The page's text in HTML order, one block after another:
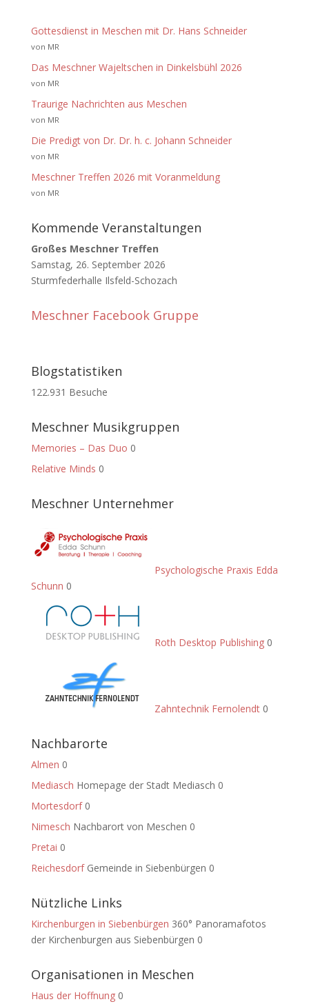
Gottesdienst in Meschen mit Dr. Hans Schneider
von MR
Das Meschner Wajeltschen in Dinkelsbühl 2026
von MR
Traurige Nachrichten aus Meschen
von MR
Die Predigt von Dr. Dr. h. c. Johann Schneider
von MR
Meschner Treffen 2026 mit Voranmeldung
von MR
Kommende Veranstaltungen
Großes Meschner Treffen
Samstag, 26. September 2026
Sturmfederhalle Ilsfeld-Schozach
Meschner Facebook Gruppe
Blogstatistiken
122.931 Besuche
Meschner Musikgruppen
Memories – Das Duo 0
Relative Minds 0
Meschner Unternehmer
Psychologische Praxis Edda
Schunn 0
Roth Desktop Publishing0
Zahntechnik Fernolendt0
Nachbarorte
Almen 0
Mediasch Homepage der Stadt Mediasch 0
Mortesdorf0
Nimesch Nachbarort von Meschen 0
Pretai 0
ReichesdorfGemeinde in Siebenbürgen 0
Nützliche Links
Kirchenburgen in Siebenbürgen 360° Panoramafotos
der Kirchenburgen aus Siebenbürgen 0
Organisationen in Meschen
Haus der Hoffnung0